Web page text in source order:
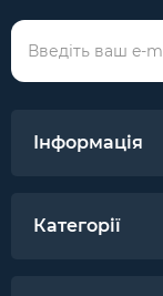
Інформація
Категорії